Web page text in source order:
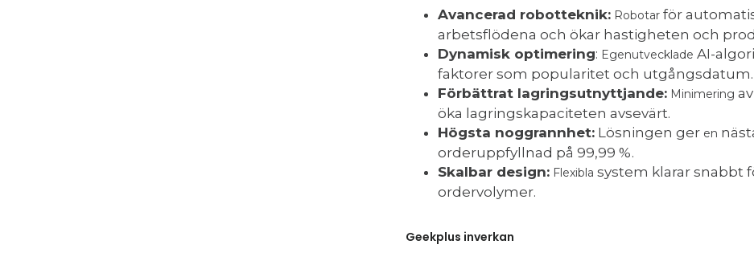
Avancerad robotteknik: Robotar för
arbetsflödena och ökar hastigheten och
Dynamisk optimering: Egenutvecklade AI-
faktorer som popularitet och utgångsdatum.
Förbättrat lagringsutnyttjande: Minimering
öka lagringskapaciteten avsevärt.
Högsta noggrannhet: Lösningen ger en
orderuppfyllnad på 99,99 %.
Skalbar design: Flexibla system klarar snabbt
ordervolymer.
Geekplus inverkan